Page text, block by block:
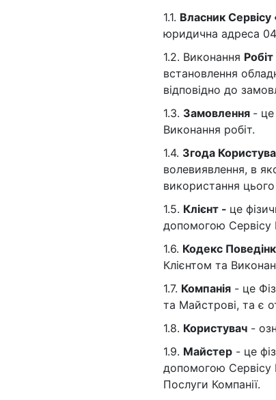
Установка крана
Комплексная замена сантехники
1.1. Власник
юридична адреса
1.2. Виконання Робіт
встановлення
відповідно до
1.3. Замовлення - це
Виконання робіт.
1.4. Згода
волевиявлення, в
використання
1.5. Клієнт - це
допомогою Сервісу
1.6. Кодекс
Клієнтом та
1.7. Компанія - це
та Майстрові, та є
1.8. Користувач -
1.9. Майстер - це
допомогою Сервісу
Послуги Компанії.